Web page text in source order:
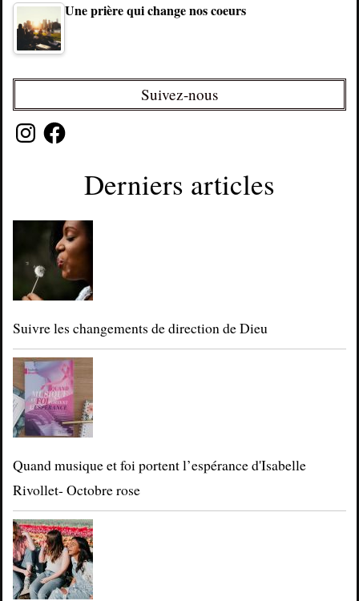
Une prière qui change nos coeurs
Suivez-nous
InstagramFacebook
Derniers articles
Suivre les changements de direction de Dieu
Quand musique et foi portent l’espérance d'Isabelle
Rivollet- Octobre rose